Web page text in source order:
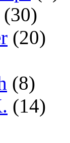
(30)
(20)
(8)
(14)